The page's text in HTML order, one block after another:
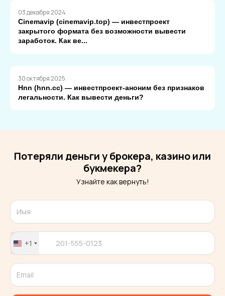
03 декабря 2024
Cinemavip (cinemavip.top) — инвестпроект
закрытого формата без возможности вывести
заработок. Как ве...
30 октября 2025
Hnn (hnn.cc) — инвестпроект-аноним без признаков
легальности. Как вывести деньги?
Потеряли деньги у брокера, казино или
букмекера?
Узнайте как вернуть!
United
States
+1